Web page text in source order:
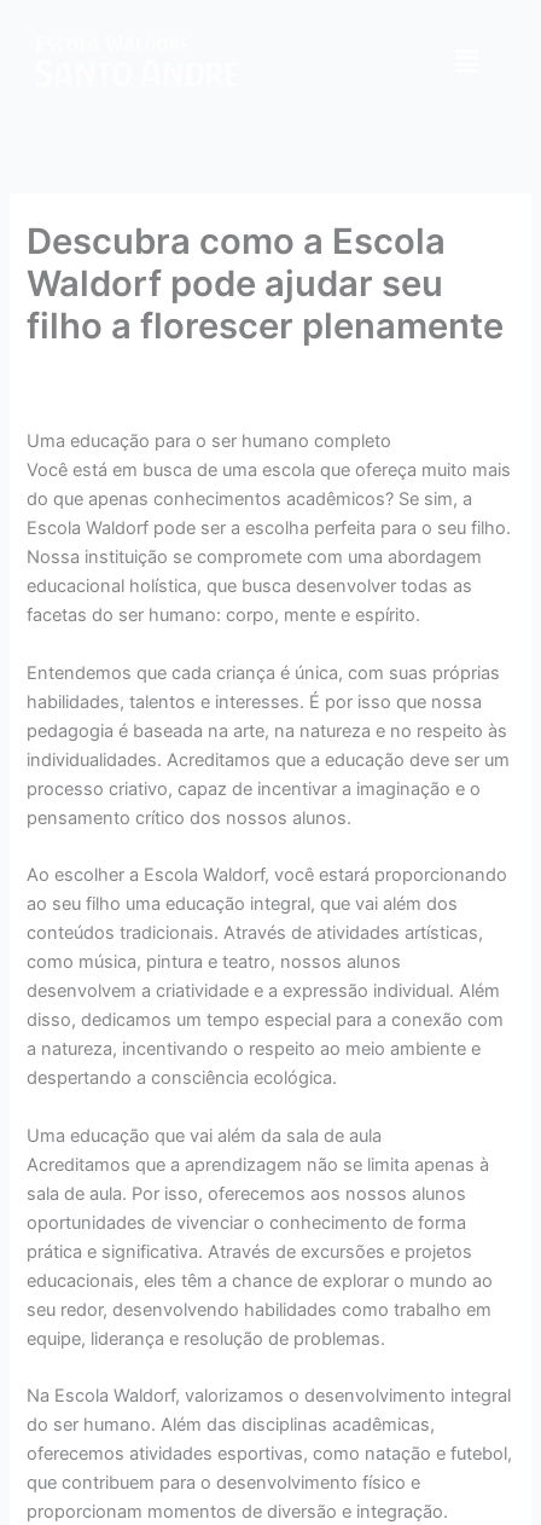
Descubra como a Escola
Waldorf pode ajudar seu
filho a florescer plenamente
Uma educação para o ser humano completo
Você está em busca de uma escola que ofereça muito mais
do que apenas conhecimentos acadêmicos? Se sim, a
Escola Waldorf pode ser a escolha perfeita para o seu filho.
Nossa instituição se compromete com uma abordagem
educacional holística, que busca desenvolver todas as
facetas do ser humano: corpo, mente e espírito.
Entendemos que cada criança é única, com suas próprias
habilidades, talentos e interesses. É por isso que nossa
pedagogia é baseada na arte, na natureza e no respeito às
individualidades. Acreditamos que a educação deve ser um
processo criativo, capaz de incentivar a imaginação e o
pensamento crítico dos nossos alunos.
Ao escolher a Escola Waldorf, você estará proporcionando
ao seu filho uma educação integral, que vai além dos
conteúdos tradicionais. Através de atividades artísticas,
como música, pintura e teatro, nossos alunos
desenvolvem a criatividade e a expressão individual. Além
disso, dedicamos um tempo especial para a conexão com
a natureza, incentivando o respeito ao meio ambiente e
despertando a consciência ecológica.
Uma educação que vai além da sala de aula
Acreditamos que a aprendizagem não se limita apenas à
sala de aula. Por isso, oferecemos aos nossos alunos
oportunidades de vivenciar o conhecimento de forma
prática e significativa. Através de excursões e projetos
educacionais, eles têm a chance de explorar o mundo ao
seu redor, desenvolvendo habilidades como trabalho em
equipe, liderança e resolução de problemas.
Na Escola Waldorf, valorizamos o desenvolvimento integral
do ser humano. Além das disciplinas acadêmicas,
oferecemos atividades esportivas, como natação e futebol,
que contribuem para o desenvolvimento físico e
proporcionam momentos de diversão e integração.